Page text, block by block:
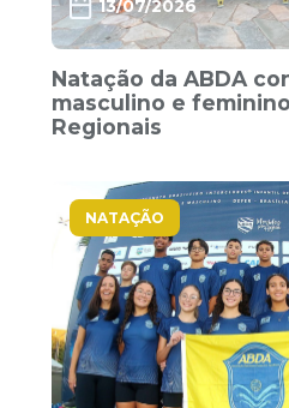
13/07/2026
Natação da ABDA
masculino e
Regionais
NATAÇÃO